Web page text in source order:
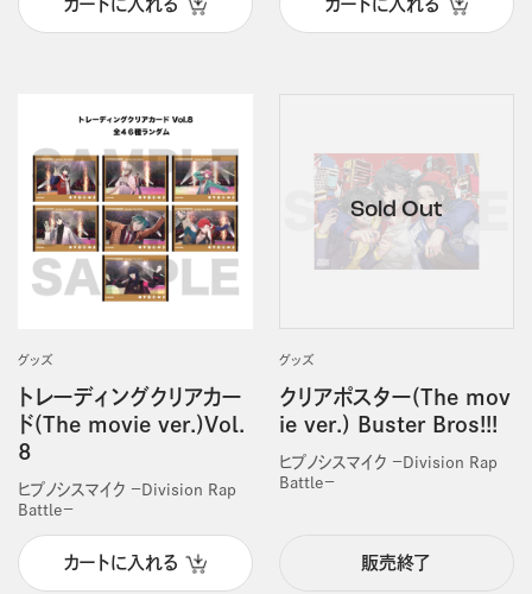
カートに入れる カートに入れる
グッズ
トレーディングクリアカー
ド(The movie ver.)Vol.
8
ヒプノシスマイク －Division Rap
Battle－
カートに入れる
グッズ
クリアポスター(The mov
ie ver.) Buster Bros!!!
ヒプノシスマイク －Division Rap
Battle－
販売終了